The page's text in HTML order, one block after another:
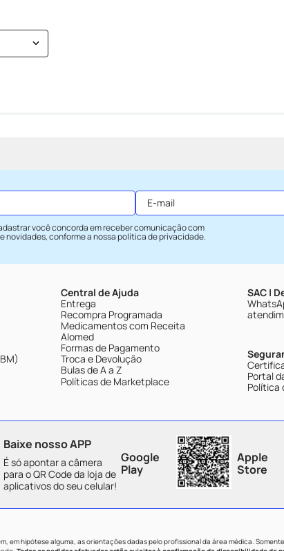
você concorda em receber comunicação com
novidades, conforme a nossapolítica de privacidade.
Central de Ajuda
Entrega
Recompra Programada
Medicamentos com Receita
Alomed
Formas de Pagamento
Troca e Devolução
Bulas de A a Z
Políticas de Marketplace
SAC |
Portal
Política
Baixe nosso APP
É só apontar a câmera
para o QR Code da loja de
aplicativos do seu celular!
Google
Play
Apple
Store
em hipótese alguma, as orientações dadas pelo profissional da área médica.